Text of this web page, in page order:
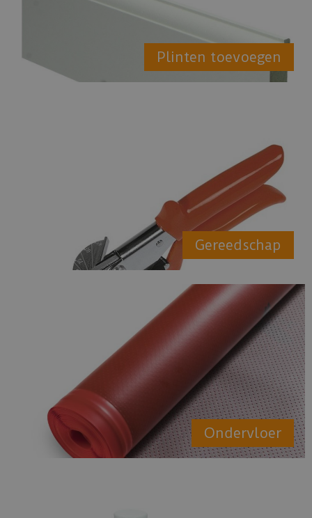
Plinten toevoegen
Gereedschap
Ondervloer